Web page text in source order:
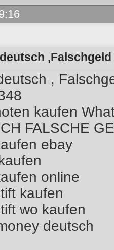
,
kaufen
FALSCHE
ebay
online
kaufen
wo kaufen
deutsch